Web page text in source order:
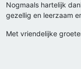
Nogmaals hartelijk
gezellig en leerzaam
Met vriendelijke